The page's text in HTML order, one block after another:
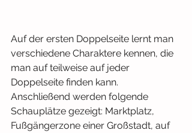
Auf der ersten Doppelseite lernt man
verschiedene Charaktere kennen, die
man auf teilweise auf jeder
Doppelseite finden kann.
Anschließend werden folgende
Schauplätze gezeigt: Marktplatz,
Fußgängerzone einer Großstadt, auf